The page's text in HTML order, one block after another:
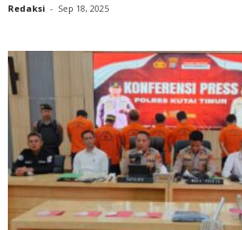
Redaksi - Sep 18, 2025